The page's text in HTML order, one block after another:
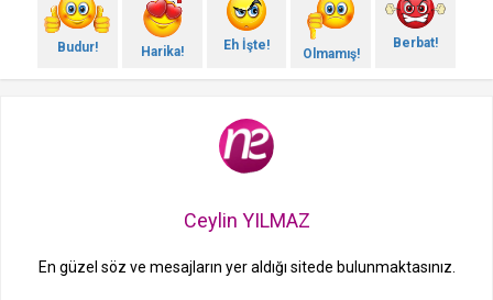
Budur! Harika! Eh İşte!
Olmamış!
Berbat!
Ceylin YILMAZ
En güzel söz ve mesajların yer aldığı sitede bulunmaktasınız.